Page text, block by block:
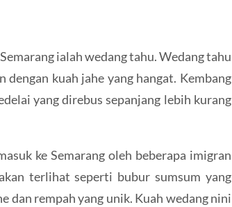
ialah wedang tahu. Wedang tahu
kuah jahe yang hangat. Kembang
yang direbus sepanjang lebih kurang
ke Semarang oleh beberapa imigran
terlihat seperti bubur sumsum yang
dan rempah yang unik. Kuah wedang nini